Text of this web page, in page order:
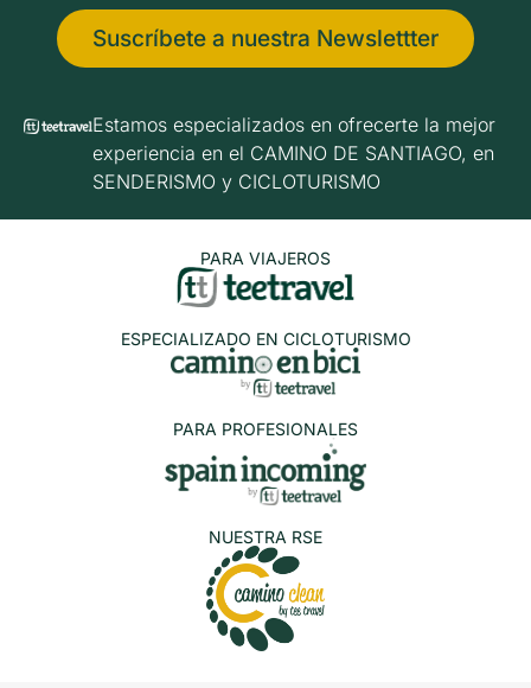
Suscríbete a nuestra Newslettter
Estamos especializados en ofrecerte la mejor
experiencia en el CAMINO DE SANTIAGO, en
SENDERISMO y CICLOTURISMO
PARA VIAJEROS
ESPECIALIZADO EN CICLOTURISMO
PARA PROFESIONALES
NUESTRA RSE